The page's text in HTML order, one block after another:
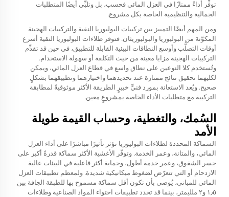
توفِّر أداءً ممتازًا في العزل المائي فحسب، بل وتلبِّي أيضًا المتطلبات
الجمالية والتنظيمية الخاصة بكل مشروع.
ومن المهم أيضًا التمييز بين تركيبات البوليوريا النقية والتركيبات الهجينة
المكوَّنة من البوليوريا والبوليوريثان. فتوفر طلاءات البوليوريا النقية أسرع
أوقات التصلُّب وأوسع النطاقات البيئية القابلة للتطبيق، في حين قد تقدِّم
التركيبات الهجينة مزايا معينة من حيث التكلفة أو سهولة الاستخدام.
وتُستخدم كلا النوعين على نطاق واسع في قطاع العزل المائي، ويمكن
لكليهما تحقيق نتائج ممتازة عند تحديدهما واختيارهما وتطبيقهما بشكلٍ
صحيح. ويُعد الاستعانة بمورد فنيٍّ خبيرٍ الطريقة الأكثر موثوقيةً لمطابقة
التركيبة مع متطلبات الأداء الخاصة بمشروعٍ معين.
السُمك، والتغطية، وحساب القيمة طويلة
الأمد
السماكة المحددة لطلاءات البوليوريا تؤثر تأثيرًا مباشرًا على أداء العزل
المائي، والمتانة، وعمر الخدمة. وتوفّر الأغشية الأكثر سماكة قدرةً أكبر على
جسر الشقوق، وعمر خدمة أطول، وحماية أكثر فاعلية في البيئات عالية
الازدحام أو التي تتعرّض لضغوط ميكانيكية شديدة. ولمعظم تطبيقات العزل
المائي للمباني، يُوصى بأن تكون أقل سماكة مسموح بها للطبقة الجافة بين
١٫٥ و٢ ملليمتر، بينما قد تحدد تطبيقات احتواء المواد الصناعية وطلاءات